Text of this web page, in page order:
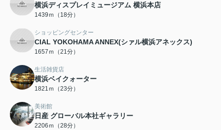
横浜ディスプレイミュージアム 横浜本店
1439ｍ（18分）
ショッピングセンター
CIAL YOKOHAMA ANNEX(シァル横浜アネックス)
1657ｍ（21分）
生活雑貨店
横浜ベイクォーター
1821ｍ（23分）
美術館
日産 グローバル本社ギャラリー
2206ｍ（28分）